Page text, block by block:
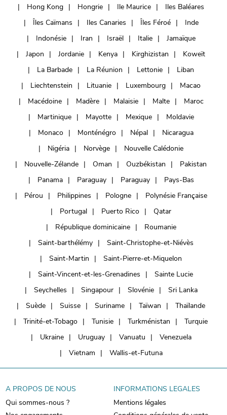
Hong Kong
Hongrie Ile Maurice
Iles Baléares
Îles Caïmans
Iles Canaries Îles Féroé
Inde
Indonésie
Iran Israël Italie
Jamaïque
Japon
Jordanie Kenya Kirghizistan
Koweït
La Barbade
La Réunion Lettonie
Liban
Liechtenstein
Lituanie Luxembourg
Macao
Macédoine
Madère Malaisie Malte
Maroc
Martinique
Mayotte Mexique
Moldavie
Monaco
Monténégro Népal
Nicaragua
Nigéria
Norvège
Nouvelle Calédonie
Nouvelle-Zélande
Oman Ouzbékistan
Pakistan
Panama
Paraguay Paraguay
Pays-Bas
Pérou
Philippines Pologne
Polynésie Française
Portugal
Puerto Rico
Qatar
République dominicaine
Roumanie
Saint-barthélémy
Saint-Christophe-et-Niévès
Saint-Martin
Saint-Pierre-et-Miquelon
Saint-Vincent-et-les-Grenadines
Sainte Lucie
Seychelles
Singapour Slovénie
Sri Lanka
Suède
Suisse Suriname Taïwan
Thaïlande
Trinité-et-Tobago
Tunisie Turkménistan
Turquie
Ukraine
Uruguay Vanuatu
Venezuela
Vietnam
Wallis-et-Futuna
A PROPOS DE NOUS
Qui sommes-nous ?
INFORMATIONS LEGALES
Mentions légales